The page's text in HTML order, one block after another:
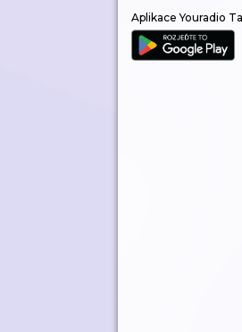
Aplikace Youradio